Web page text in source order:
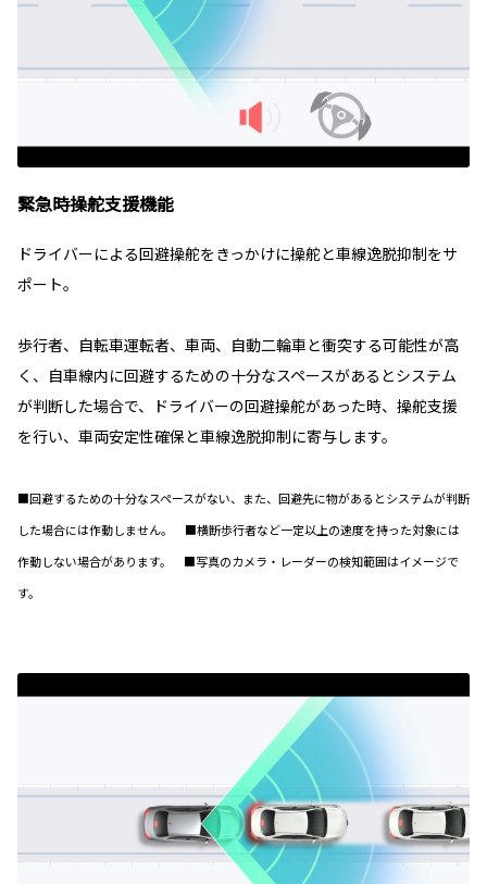
緊急時操舵支援機能
ドライバーによる回避操舵をきっかけに操舵と車線逸脱抑制をサ
ポート。
歩行者、自転車運転者、車両、自動二輪車と衝突する可能性が高
く、自車線内に回避するための十分なスペースがあるとシステム
が判断した場合で、ドライバーの回避操舵があった時、操舵支援
を行い、車両安定性確保と車線逸脱抑制に寄与します。
■回避するための十分なスペースがない、また、回避先に物があるとシステムが判断
した場合には作動しません。 ■横断歩行者など一定以上の速度を持った対象には
作動しない場合があります。 ■写真のカメラ・レーダーの検知範囲はイメージで
す。